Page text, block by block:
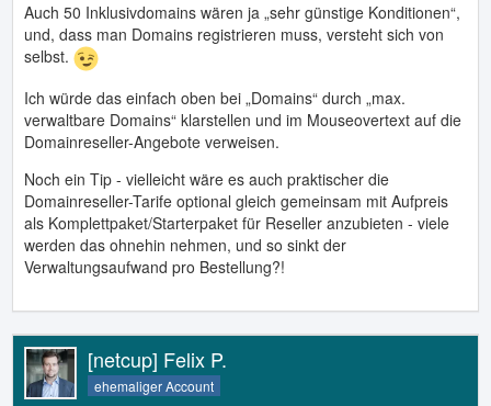
Auch 50 Inklusivdomains wären ja „sehr günstige Konditionen“,
und, dass man Domains registrieren muss, versteht sich von
selbst.
Ich würde das einfach oben bei „Domains“ durch „max.
verwaltbare Domains“ klarstellen und im Mouseovertext auf die
Domainreseller-Angebote verweisen.
Noch ein Tip - vielleicht wäre es auch praktischer die
Domainreseller-Tarife optional gleich gemeinsam mit Aufpreis
als Komplettpaket/Starterpaket für Reseller anzubieten - viele
werden das ohnehin nehmen, und so sinkt der
Verwaltungsaufwand pro Bestellung?!
[netcup] Felix P.
ehemaliger Account